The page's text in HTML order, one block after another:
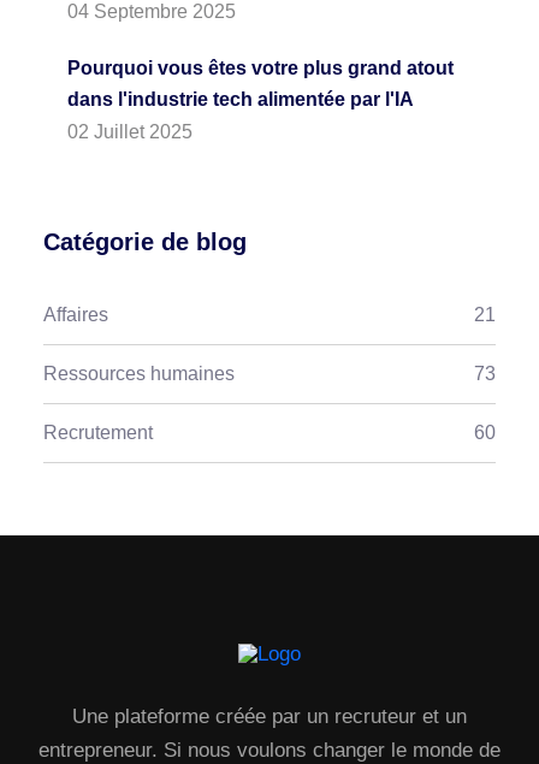
04 Septembre 2025
Pourquoi vous êtes votre plus grand atout
dans l'industrie tech alimentée par l'IA
02 Juillet 2025
Catégorie de blog
Affaires 21
Ressources humaines 73
Recrutement 60
Une plateforme créée par un recruteur et un
entrepreneur. Si nous voulons changer le monde de